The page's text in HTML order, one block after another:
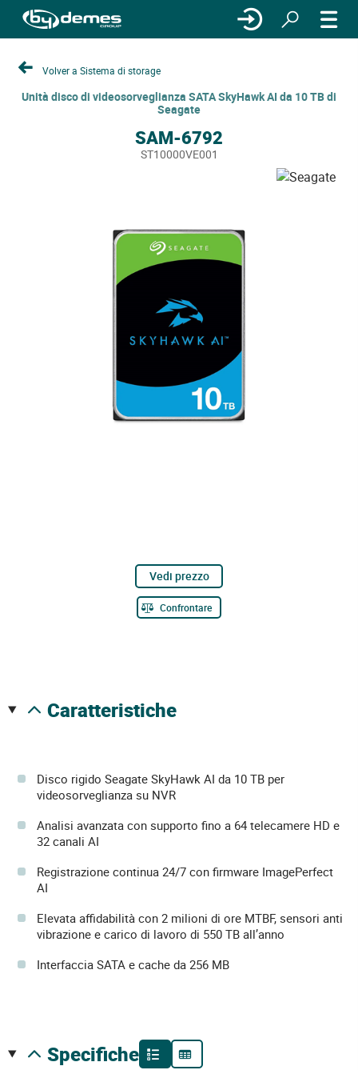
Volver a Sistema di storage
Unità disco di videosorveglianza SATA SkyHawk AI da 10 TB di
Seagate
SAM-6792
ST10000VE001
Vedi prezzo
Confrontare
caratteristiche
Disco rigido Seagate SkyHawk AI da 10 TB per
videosorveglianza su NVR
Analisi avanzata con supporto fino a 64 telecamere HD e
32 canali AI
Registrazione continua 24/7 con firmware ImagePerfect
AI
Elevata affidabilità con 2 milioni di ore MTBF, sensori anti
vibrazione e carico di lavoro di 550 TB all’anno
Interfaccia SATA e cache da 256 MB
specifiche